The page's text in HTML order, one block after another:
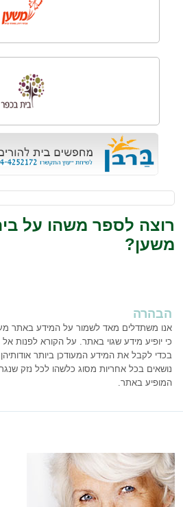
רוצה לספר משהו על
משען?
הבהרה
אנו משתדלים מאד לשמור על המידע באתר
כי יופיע מידע שגוי באתר. על הקורא לפנות
בכדי לקבל את המידע המעודכן ביותר
נושאים בכל אחריות מסוג כלשהו לכל נזק
המופיע באתר.